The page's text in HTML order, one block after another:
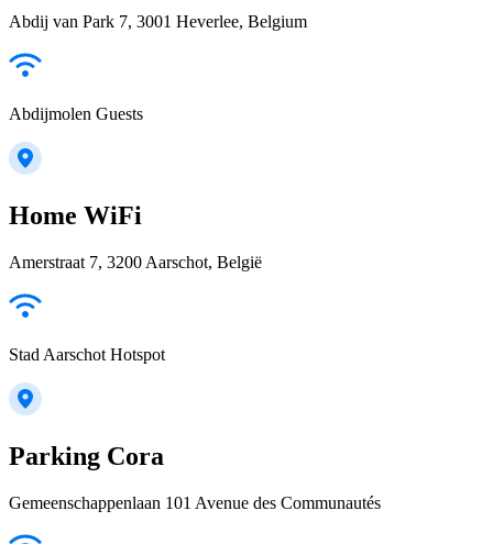
Abdij van Park 7, 3001 Heverlee, Belgium
Abdijmolen Guests
Home WiFi
Amerstraat 7, 3200 Aarschot, België
Stad Aarschot Hotspot
Parking Cora
Gemeenschappenlaan 101 Avenue des Communautés